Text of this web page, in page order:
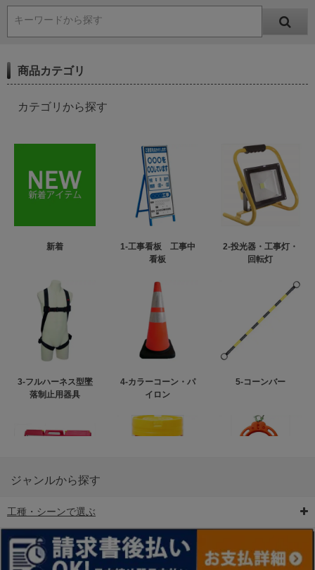
キーワードから探す
商品カテゴリ
カテゴリから探す
新着
1-工事看板 工事中
看板
2-投光器・工事灯・
回転灯
3-フルハーネス型墜
落制止用器具
4-カラーコーン・パ
イロン
5-コーンバー
6-矢印板/LED矢印板
ンス
ジャンルから探す
工種・シーンで選ぶ